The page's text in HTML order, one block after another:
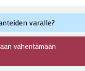
varalle?
vähentämään